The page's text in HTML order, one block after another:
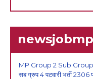
newsjobmp
MP Group 2 Sub
सब ग्रुप 4 पटवारी भर्ती